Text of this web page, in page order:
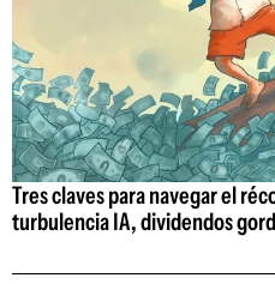
Tres claves para navegar el
turbulencia IA, dividendos